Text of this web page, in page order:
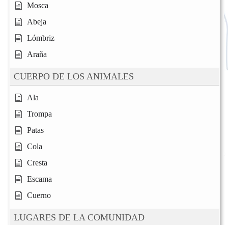
Mosca
Abeja
Lómbriz
Araña
CUERPO DE LOS ANIMALES
Ala
Trompa
Patas
Cola
Cresta
Escama
Cuerno
LUGARES DE LA COMUNIDAD